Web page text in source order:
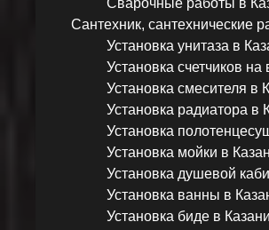
Сварочные работы в
Сантехник, сантехнические
Установка унитаза в
Установка счетчиков на
Установка смесителя в
Установка радиатора в
Установка
Установка мойки в
Установка душевой
Установка ванны в
Установка биде в Казани